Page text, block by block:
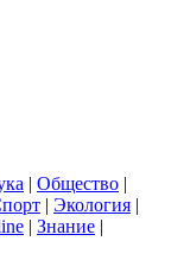
| Общество |
| Экология |
| Знание |